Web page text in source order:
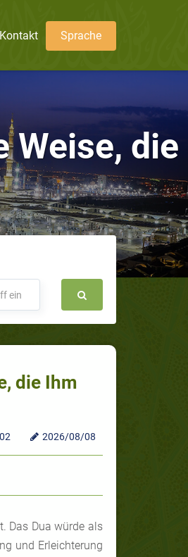
Kontakt Sprache
Weise, die
die Ihm
2026/08/08
Das Dua würde als
und Erleichterung